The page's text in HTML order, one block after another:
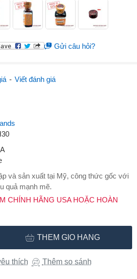
Gửi câu hỏi?
- Viết đánh giá
THÊM GIỎ HÀNG
thích Thêm so sánh
và sản xuất tại Mỹ, công thức gốc với
quả mạnh mẽ.
CHÍNH HÃNG USA HOẶC HOÀN